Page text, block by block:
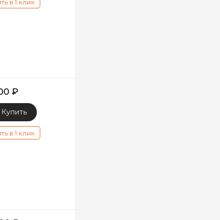
в 1 клик
₽
Купить
в 1 клик